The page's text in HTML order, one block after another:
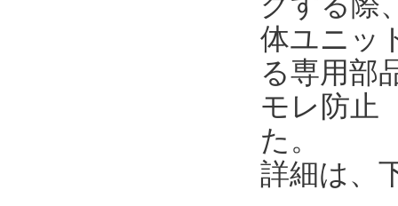
体ユニッ
る専用部
モレ防止
た。
詳細は、